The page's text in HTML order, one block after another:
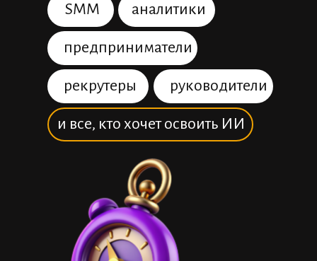
SMM аналитики
предприниматели
руководители
рекрутеры
и все, кто хочет освоить ИИ